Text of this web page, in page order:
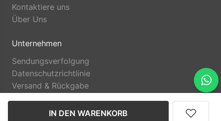
IN DEN WARENKORB
Kontaktiere uns
Über Uns
Unternehmen
Sendungsverfolgung
Datenschutzrichtlinie
Versand & Rückgabe